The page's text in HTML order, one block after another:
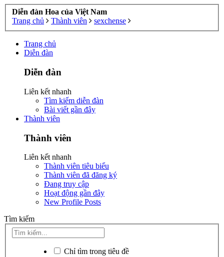
Diễn đàn Hoa của Việt Nam
Trang chủ
Thành viên sexchense
Trang chủ
Diễn đàn
Diễn đàn
Liên kết nhanh
Tìm kiếm diễn đàn
Bài viết gần đây
Thành viên
Thành viên
Liên kết nhanh
Thành viên tiêu biểu
Thành viên đã đăng ký
Đang truy cập
Hoạt động gần đây
New Profile Posts
Tìm kiếm
Chỉ tìm trong tiêu đề